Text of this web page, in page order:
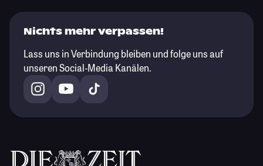
Nichts mehr verpassen!
Lass uns in Verbindung bleiben und folge uns auf
unseren Social-Media Kanälen.